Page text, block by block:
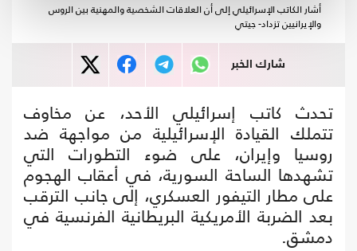
أشار الكاتب الإسرائيلي إلى أن العلاقات الشخصية والمهنية بين الروس
والإيرانيين تزداد- جيتي
شارك الخبر
تحدث كاتب إسرائيلي الأحد، عن مخاوف
تتملك القيادة الإسرائيلية من مواجهة ضد
روسيا وإيران، على ضوء التطورات التي
تشهدها الساحة السورية، في أعقاب الهجوم
على مطار التيفور العسكري، إلى جانب الترقب
بعد الضربة الأمريكية البريطانية الفرنسية في
دمشق.